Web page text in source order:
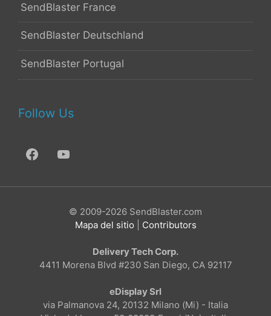
SendBlaster France
SendBlaster Deutschland
SendBlaster Portugal
Follow Us
© 2009-2026 SendBlaster.com
Mapa del sitio
Contributors
Delivery Tech Corp.
4411 Morena Blvd #230 San Diego, CA 92117
eDisplay Srl
via Palmanova 24, 20132 Milano (Mi) - Italia